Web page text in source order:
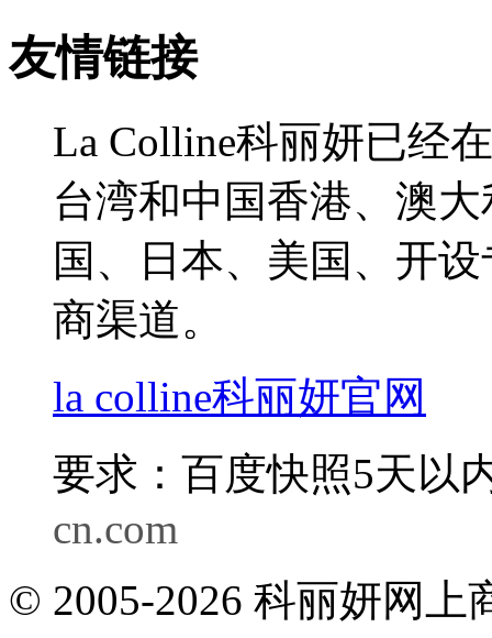
友情链接
La Colline科丽妍已经
台湾和中国香港、澳
国、日本、美国、开
商渠道。
la colline科丽妍官网
要求：百度快照5天以
cn.com
© 2005-2026 科丽妍网